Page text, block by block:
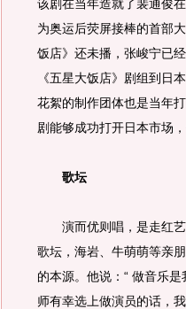
该剧在当年造就了裴通俊
为奥运后荧屏接棒的首部
饭店》还未播，张峻宁已
《五星大饭店》剧组到日
花絮的制作团体也是当年
剧能够成功打开日本市场
歌坛
演而优则唱，是走红艺
歌坛，海岩、牛萌萌等亲
的本源。他说：“ 做音乐
师有幸选上做演员的话，